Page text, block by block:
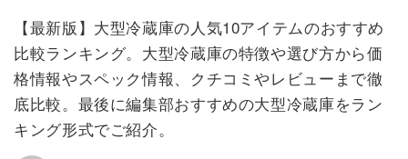
【最新版】大型冷蔵庫の人気10アイテムのおすすめ
比較ランキング。大型冷蔵庫の特徴や選び方から価
格情報やスペック情報、クチコミやレビューまで徹
底比較。最後に編集部おすすめの大型冷蔵庫をラン
キング形式でご紹介。